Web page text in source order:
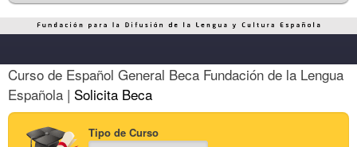
Curso de Español General Beca Fundación de la Lengua
Española | Solicita Beca
Tipo de Curso